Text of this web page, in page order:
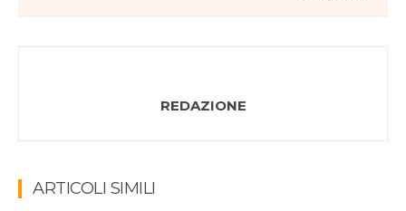
REDAZIONE
ARTICOLI SIMILI